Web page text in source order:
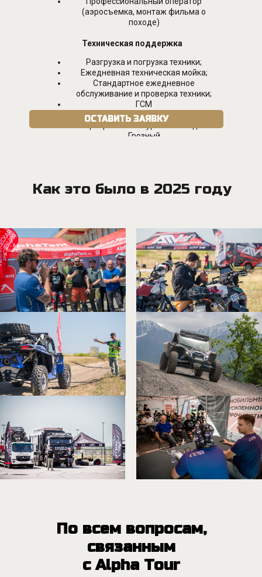
(аэросъемка, монтаж фильма о
походе)
Техническая поддержка
Разгрузка и погрузка техники;
Ежедневная техническая мойка;
Стандартное ежедневное
обслуживание и проверка техники;
ГСМ
Транспортировка техники Грозный –
Грозный
ОСТАВИТЬ ЗАЯВКУ
Как это было в 2025 году
По всем вопросам,
связанным
с Alpha Tour